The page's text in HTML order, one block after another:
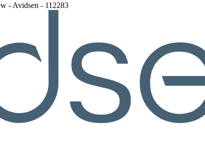
- Avidsen - 112283